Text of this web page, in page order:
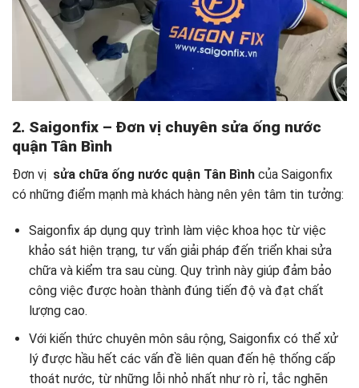
2. Saigonfix – Đơn vị chuyên sửa ống nước
quận Tân Bình
Đơn vị sửa chữa ống nước quận Tân Bình của Saigonfix
có những điểm mạnh mà khách hàng nên yên tâm tin tưởng:
Saigonfix áp dụng quy trình làm việc khoa học từ việc
khảo sát hiện trạng, tư vấn giải pháp đến triển khai sửa
chữa và kiểm tra sau cùng. Quy trình này giúp đảm bảo
công việc được hoàn thành đúng tiến độ và đạt chất
lượng cao.
Với kiến thức chuyên môn sâu rộng, Saigonfix có thể xử
lý được hầu hết các vấn đề liên quan đến hệ thống cấp
thoát nước, từ những lỗi nhỏ nhất như rò rỉ, tắc nghẽn